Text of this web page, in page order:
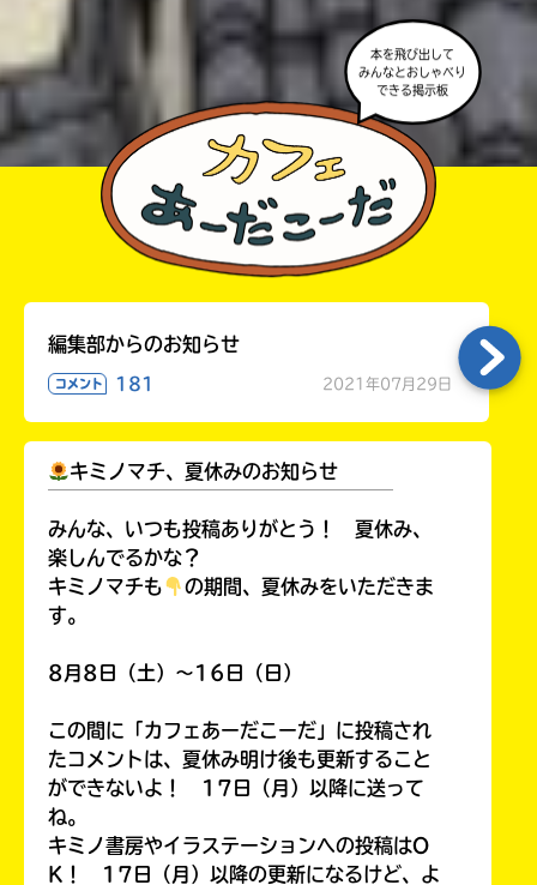
・かき終えたら、人を傷つけていたり、個人情報をか
きこんでいたり、字がまちがっていたりしないか、読
本を飛び出して
みんなとおしゃべり
できる掲示板
編集部からのお知らせ
コメント 181 2021年07月29日
キミノマチ、夏休みのお知らせ
みんな、いつも投稿ありがとう！ 夏休み、
楽しんでるかな？
キミノマチも
の期間、夏休みをいただきま
す。
8月8日（土）～16日（日）
この間に「カフェあーだこーだ」に投稿され
たコメントは、夏休み明け後も更新すること
ができないよ！ 17日（月）以降に送って
ね。
キミノ書房やイラステーションへの投稿はO
K！ 17日（月）以降の更新になるけど、よ